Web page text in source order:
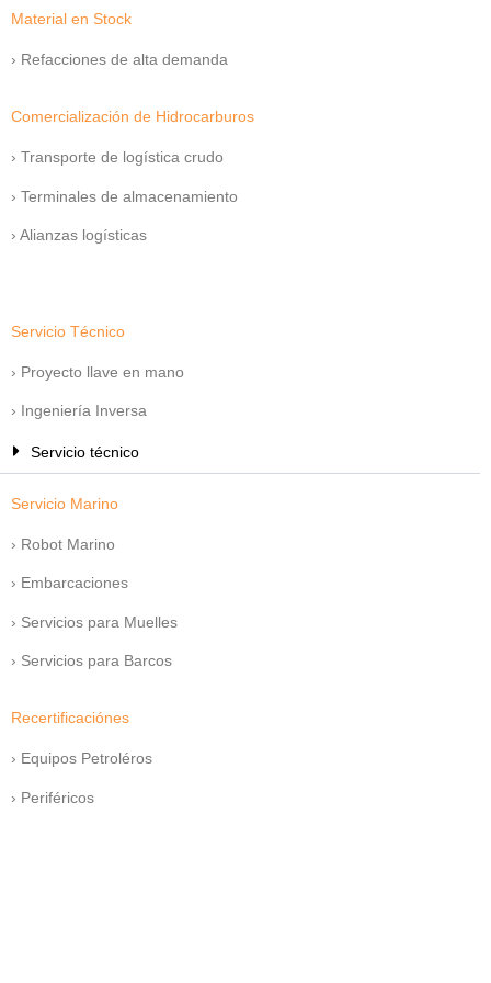
Material en Stock
› Refacciones de alta demanda
Comercialización de Hidrocarburos
› Transporte de logística crudo
› Terminales de almacenamiento
› Alianzas logísticas
Servicio Técnico
› Proyecto llave en mano
› Ingeniería Inversa
Servicio técnico
Servicio Marino
› Robot Marino
› Embarcaciones
› Servicios para Muelles
› Servicios para Barcos
Recertificaciónes
› Equipos Petroléros
› Periféricos